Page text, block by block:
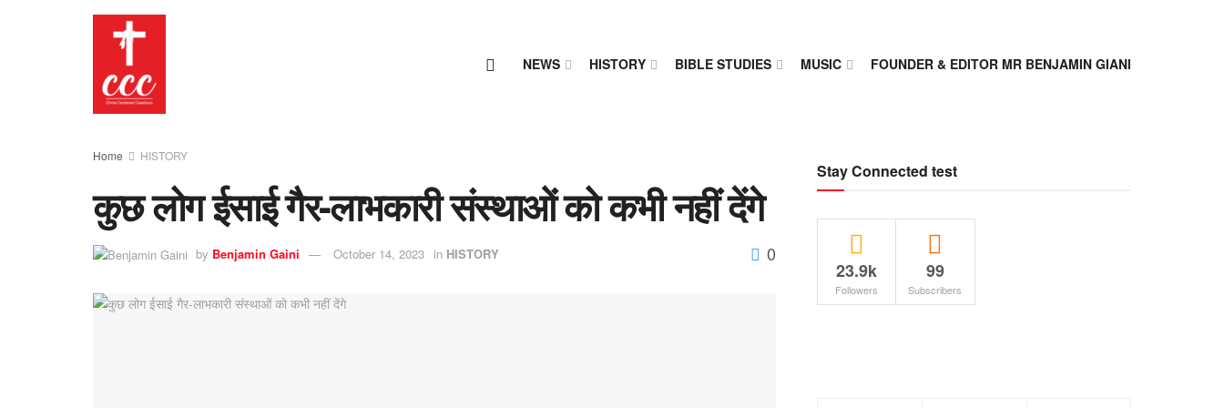
NEWS HISTORY BIBLE STUDIES MUSIC FOUNDER & EDITOR MR BENJAMIN GIANI
Home HISTORY
कुछ लोग ईसाई गैर-लाभकारी संस्थाओं को कभी नहीं देंगे
by Benjamin Gaini October 14, 2023 in HISTORY 0
Stay Connected test
23.9k
Followers
99
Subscribers